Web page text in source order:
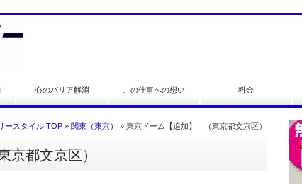
心のバリア解消 この仕事への想い 料金
ースタイル TOP » 関東（東京） » 東京ドーム【追加】 （東京都文京区）
都文京区）